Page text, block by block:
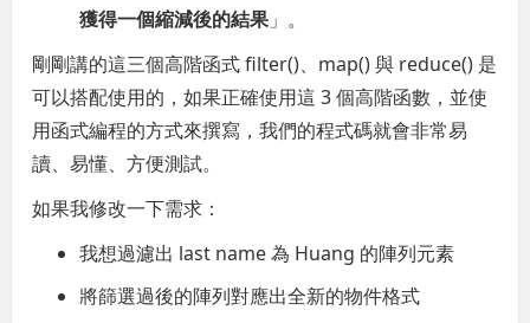
獲得一個縮減後的結果 」。
剛剛講的這三個高階函式 filter()、map() 與 reduce() 是
可以搭配使用的，如果正確使用這 3 個高階函數，並使
用函式編程的方式來撰寫，我們的程式碼就會非常易
讀、易懂、方便測試。
如果我修改一下需求：
我想過濾出 last name 為 Huang 的陣列元素
將篩選過後的陣列對應出全新的物件格式